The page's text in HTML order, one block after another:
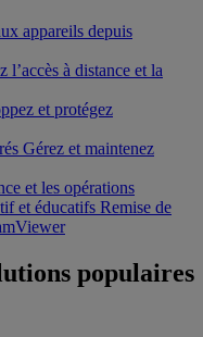
appareils depuis
l’accès à distance et la
et protégez
Gérez et maintenez
et les opérations
et éducatifs Remise de
populaires